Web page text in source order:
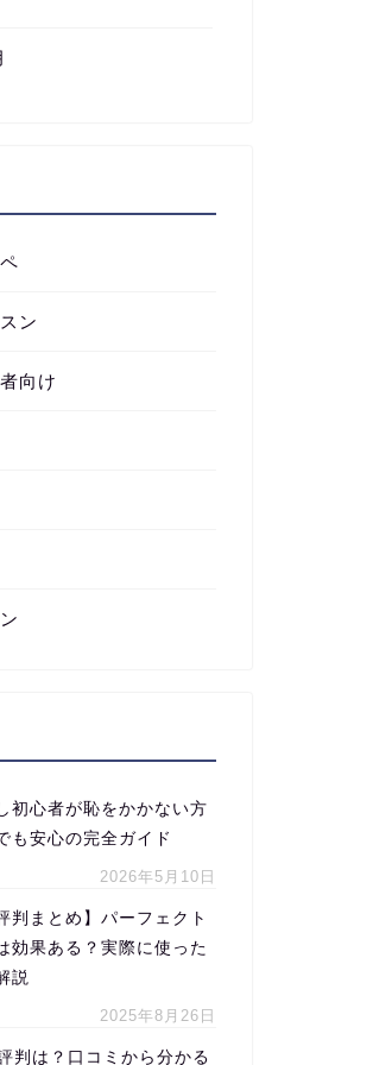
ン
向け
初心者が恥をかかない方
も安心の完全ガイド
2026年5月10日
判まとめ】パーフェクト
効果ある？実際に使った
説
2025年8月26日
判は？口コミから分かる